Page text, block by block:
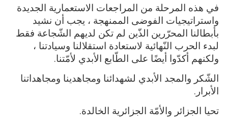
في هذه المرحلة من المراجعات الاستعمارية الجديدة
واستراتيجيات الفوضى الممنهجة ، يجب أن نشيد
بأبطالنا المحرّرين الذّين لم تكن لديهم الشّجاعة فقط
لبدء الحرب النّهائية لاستعادة استقلالنا وسيادتنا ،
ولكنهم أكدّوا أيضًا على الطّابع الأبدي لأمّتنا.
الشّكر والمجد الأبدي لشهدائنا ومجاهدينا ومجاهداتنا
الأبرار.
تحيا الجزائر والأمّة الجزائرية الخالدة.